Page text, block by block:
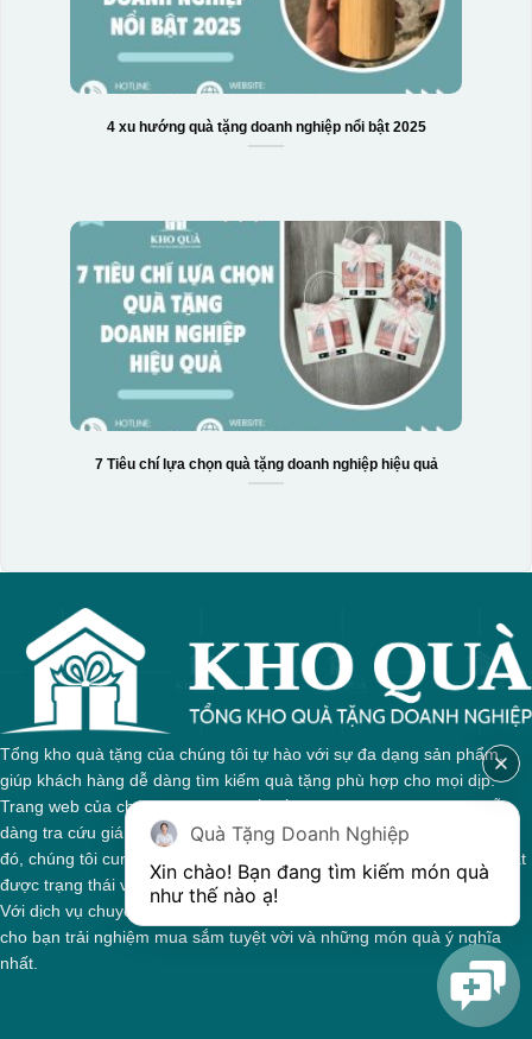
4 xu hướng quà tặng doanh nghiệp nổi bật 2025
7 Tiêu chí lựa chọn quà tặng doanh nghiệp hiệu quả
Tổng kho quà tặng của chúng tôi tự hào với sự đa dạng sản phẩm,
giúp khách hàng dễ dàng tìm kiếm quà tặng phù hợp cho mọi dịp.
Trang web của chúng tôi được thiết kế trực quan, cho phép bạn dễ
dàng tra cứu giá cả và thông tin chi tiết về từng sản phẩm. Bên cạnh
đó, chúng tôi cung cấp hệ thống theo dõi đơn hàng, giúp bạn nắm bắt
được trạng thái và giai đoạn xử lý của đơn hàng một cách thuận tiện.
Với dịch vụ chuyên nghiệp và tận tâm, chúng tôi cam kết mang đến
cho bạn trải nghiệm mua sắm tuyệt vời và những món quà ý nghĩa
nhất.
Quà Tặng Doanh Nghiệp
Xin chào! Bạn đang tìm kiếm món quà
như thế nào ạ!